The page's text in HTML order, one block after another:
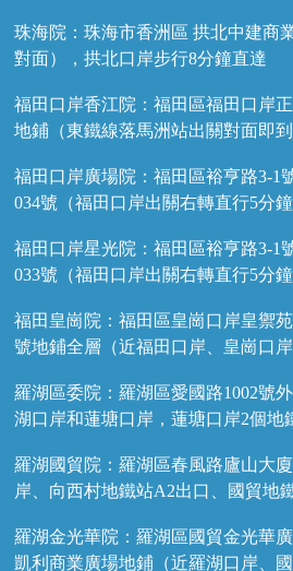
珠海院：珠海市香洲區 拱北中建商
對面），拱北口岸步行8分鐘直達
福田口岸香江院：福田區福田口岸
地鋪（東鐵線落馬洲站出關對面即到
福田口岸廣場院：福田區裕亨路3-1
034號（福田口岸出關右轉直行5分鐘
福田口岸星光院：福田區裕亨路3-1
033號（福田口岸出關右轉直行5分鐘
福田皇崗院：福田區皇崗口岸皇禦
號地鋪全層（近福田口岸、皇崗口岸
羅湖區委院：羅湖區愛國路1002號
湖口岸和蓮塘口岸，蓮塘口岸2個地
羅湖國貿院：羅湖區春風路廬山大
岸、向西村地鐵站A2出口、國貿地
羅湖金光華院：羅湖區國貿金光華
凱利商業廣場地鋪（近羅湖口岸、